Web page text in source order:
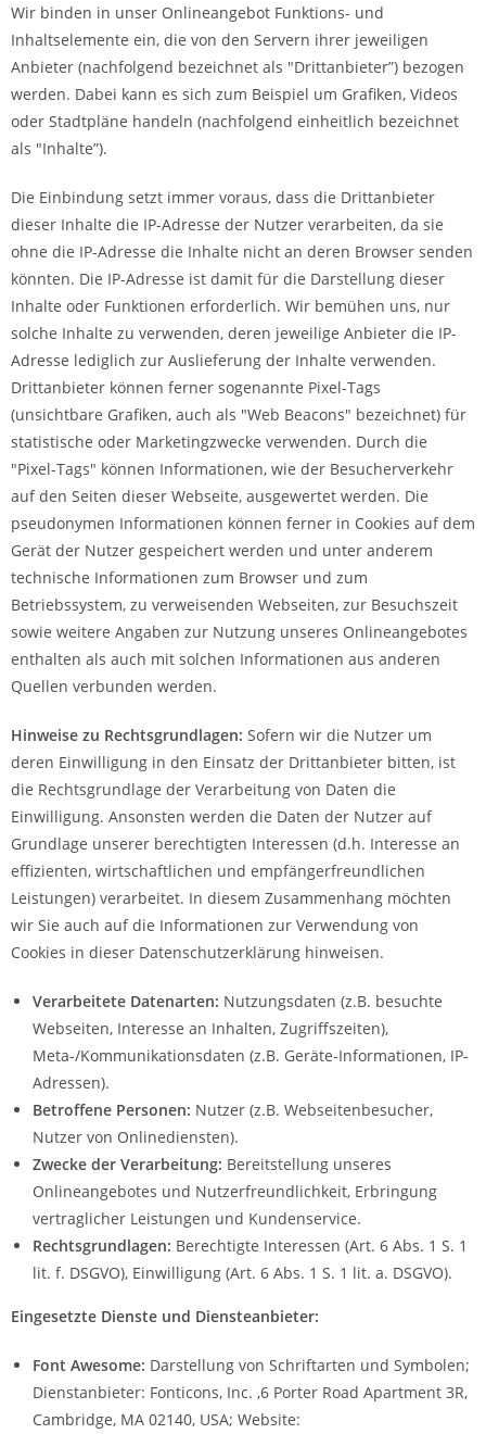
Wir binden in unser Onlineangebot Funktions- und
Inhaltselemente ein, die von den Servern ihrer jeweiligen
Anbieter (nachfolgend bezeichnet als "Drittanbieter”) bezogen
werden. Dabei kann es sich zum Beispiel um Grafiken, Videos
oder Stadtpläne handeln (nachfolgend einheitlich bezeichnet
als "Inhalte”).
Die Einbindung setzt immer voraus, dass die Drittanbieter
dieser Inhalte die IP-Adresse der Nutzer verarbeiten, da sie
ohne die IP-Adresse die Inhalte nicht an deren Browser senden
könnten. Die IP-Adresse ist damit für die Darstellung dieser
Inhalte oder Funktionen erforderlich. Wir bemühen uns, nur
solche Inhalte zu verwenden, deren jeweilige Anbieter die IP-
Adresse lediglich zur Auslieferung der Inhalte verwenden.
Drittanbieter können ferner sogenannte Pixel-Tags
(unsichtbare Grafiken, auch als "Web Beacons" bezeichnet) für
statistische oder Marketingzwecke verwenden. Durch die
"Pixel-Tags" können Informationen, wie der Besucherverkehr
auf den Seiten dieser Webseite, ausgewertet werden. Die
pseudonymen Informationen können ferner in Cookies auf dem
Gerät der Nutzer gespeichert werden und unter anderem
technische Informationen zum Browser und zum
Betriebssystem, zu verweisenden Webseiten, zur Besuchszeit
sowie weitere Angaben zur Nutzung unseres Onlineangebotes
enthalten als auch mit solchen Informationen aus anderen
Quellen verbunden werden.
Hinweise zu Rechtsgrundlagen: Sofern wir die Nutzer um
deren Einwilligung in den Einsatz der Drittanbieter bitten, ist
die Rechtsgrundlage der Verarbeitung von Daten die
Einwilligung. Ansonsten werden die Daten der Nutzer auf
Grundlage unserer berechtigten Interessen (d.h. Interesse an
effizienten, wirtschaftlichen und empfängerfreundlichen
Leistungen) verarbeitet. In diesem Zusammenhang möchten
wir Sie auch auf die Informationen zur Verwendung von
Cookies in dieser Datenschutzerklärung hinweisen.
Verarbeitete Datenarten: Nutzungsdaten (z.B. besuchte
Webseiten, Interesse an Inhalten, Zugriffszeiten),
Meta-/Kommunikationsdaten (z.B. Geräte-Informationen, IP-
Adressen).
Betroffene Personen: Nutzer (z.B. Webseitenbesucher,
Nutzer von Onlinediensten).
Zwecke der Verarbeitung: Bereitstellung unseres
Onlineangebotes und Nutzerfreundlichkeit, Erbringung
vertraglicher Leistungen und Kundenservice.
Rechtsgrundlagen: Berechtigte Interessen (Art. 6 Abs. 1 S. 1
lit. f. DSGVO), Einwilligung (Art. 6 Abs. 1 S. 1 lit. a. DSGVO).
Eingesetzte Dienste und Diensteanbieter:
Font Awesome: Darstellung von Schriftarten und Symbolen;
Dienstanbieter: Fonticons, Inc. ,6 Porter Road Apartment 3R,
Cambridge, MA 02140, USA; Website: